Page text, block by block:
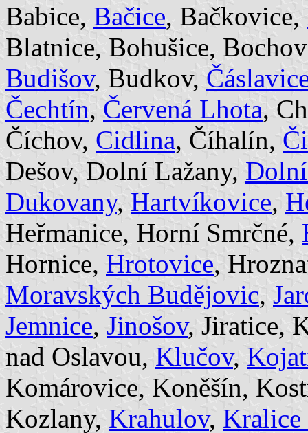
Babice, Bačice, Bačkovice,
Blatnice, Bohušice,
Budišov, Budkov,
Čechtín, Červená Lhota,
Číchov, Cidlina, Číhalín,
Dešov, Dolní Lažany,
Dukovany, Hartvíkovice,
Heřmanice, Horní Smrčné,
Hornice, Hrotovice,
Moravských Budějovic,
Jemnice, Jinošov, Jiratice,
nad Oslavou, Klučov,
Komárovice, Koněšín,
Kozlany, Krahulov, Kralice